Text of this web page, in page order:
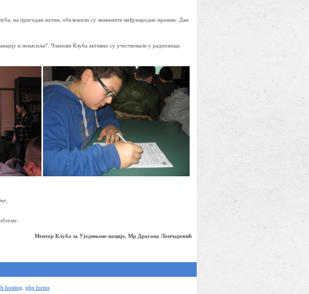
на пригодан начин, обелeжили су знамените међународне празике: Дан
и ненасиље“. Чланови Клуба активно су учествовали у радионици.
Ментор Клуба за Уједињене нације, Мр Драгана Лончаревић
hosting php forms